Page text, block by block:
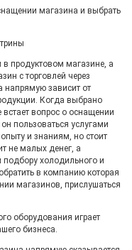
магазина и выбрать
продуктовом магазине, а
с торговлей через
напрямую зависит от
Когда выбрано
вопрос о оснащении
пользоваться услугами
и знаниям, но стоит
не малых денег, а
холодильного и
в компанию которая
магазинов, прислушаться
оборудования играет
бизнеса.